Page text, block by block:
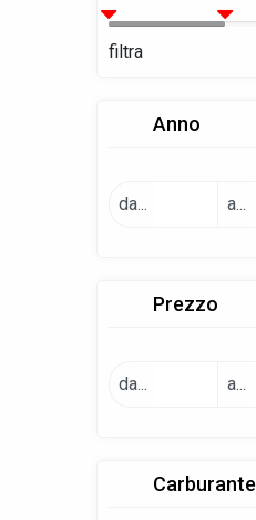
filtra
Anno
da... a...
Prezzo
da... a...
Carburante